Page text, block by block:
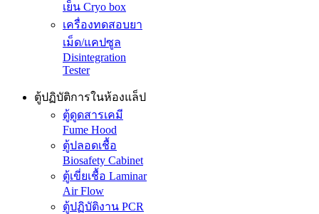
เย็น Cryo box
เครื่องทดสอบยา
เม็ด/แคปซูล
Disintegration
Tester
ตู้ปฏิบัติการในห้องแล็ป
ตู้ดูดสารเคมี
Fume Hood
ตู้ปลอดเชื้อ
Biosafety Cabinet
ตู้เขี่ยเชื้อ Laminar
Air Flow
ตู้ปฏิบัติงาน PCR